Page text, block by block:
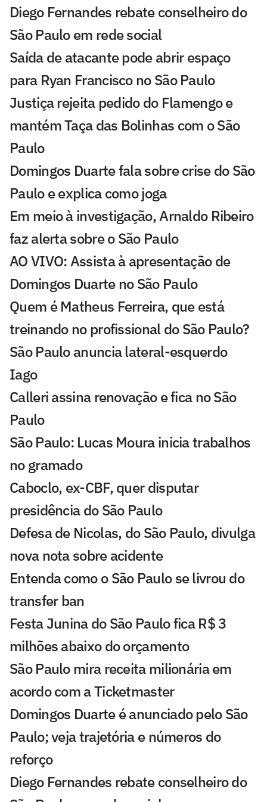
Diego Fernandes rebate conselheiro do
São Paulo em rede social
Saída de atacante pode abrir espaço
para Ryan Francisco no São Paulo
Justiça rejeita pedido do Flamengo e
mantém Taça das Bolinhas com o São
Paulo
Domingos Duarte fala sobre crise do São
Paulo e explica como joga
Em meio à investigação, Arnaldo Ribeiro
faz alerta sobre o São Paulo
AO VIVO: Assista à apresentação de
Domingos Duarte no São Paulo
Quem é Matheus Ferreira, que está
treinando no profissional do São Paulo?
São Paulo anuncia lateral-esquerdo
Iago
Calleri assina renovação e fica no São
Paulo
São Paulo: Lucas Moura inicia trabalhos
no gramado
Caboclo, ex-CBF, quer disputar
presidência do São Paulo
Defesa de Nicolas, do São Paulo, divulga
nova nota sobre acidente
Entenda como o São Paulo se livrou do
transfer ban
Festa Junina do São Paulo fica R$ 3
milhões abaixo do orçamento
São Paulo mira receita milionária em
acordo com a Ticketmaster
Domingos Duarte é anunciado pelo São
Paulo; veja trajetória e números do
reforço
Diego Fernandes rebate conselheiro do